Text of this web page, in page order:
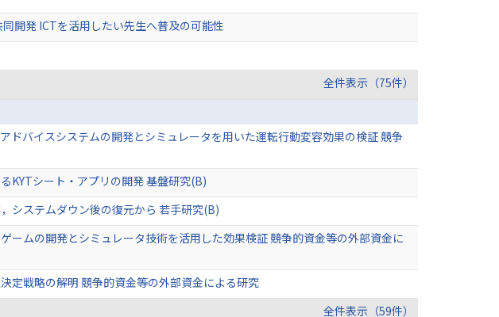
開発 ICTを活用したい先生へ普及の可能性
全件表示（75件）
ドバイスシステムの開発とシミュレータを用いた運転行動変容効果の検証 競争
KYTシート・アプリの開発 基盤研究(B)
システムダウン後の復元から 若手研究(B)
ームの開発とシミュレータ技術を活用した効果検証 競争的資金等の外部資金に
定戦略の解明 競争的資金等の外部資金による研究
全件表示（59件）